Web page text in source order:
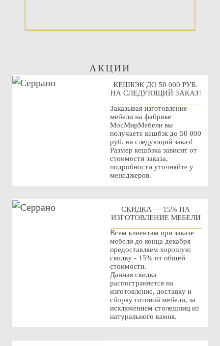
АКЦИИ
КЕШБЭК ДО 50 000 РУБ.
НА СЛЕДУЮЩИЙ ЗАКАЗ!
Заказывая изготовление
мебели на фабрике
МосМирМебели вы
получаете кешбэк до 50 000
руб. на следующий заказ!
Размер кешбэка зависит от
стоимости заказа,
подробности уточняйте у
менеджеров.
СКИДКА — 15% НА
ИЗГОТОВЛЕНИЕ МЕБЕЛИ
Всем клиентам при заказе
мебели до конца декабря
предоставляем хорошую
скидку - 15% от общей
стоимости.
Данная скидка
распостраняется на
изготовление, доставку и
сборку готовой мебели, за
исключением столешниц из
натурального камня.